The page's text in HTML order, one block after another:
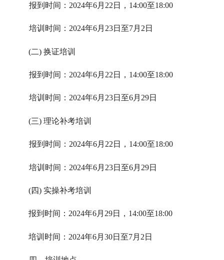
报到时间：2024年6月22日，14:00至18:00
培训时间：2024年6月23日至7月2日
(二) 换证培训
报到时间：2024年6月22日，14:00至18:00
培训时间：2024年6月23日至6月29日
(三) 理论补考培训
报到时间：2024年6月22日，14:00至18:00
培训时间：2024年6月23日至6月29日
(四) 实操补考培训
报到时间：2024年6月29日，14:00至18:00
培训时间：2024年6月30日至7月2日